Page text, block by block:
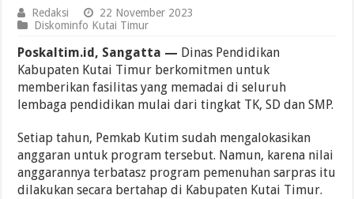
Redaksi
22 November 2023
Diskominfo Kutai Timur
Poskaltim.id, Sangatta — Dinas Pendidikan
Kabupaten Kutai Timur berkomitmen untuk
memberikan fasilitas yang memadai di seluruh
lembaga pendidikan mulai dari tingkat TK, SD dan SMP.
Setiap tahun, Pemkab Kutim sudah mengalokasikan
anggaran untuk program tersebut. Namun, karena nilai
anggarannya terbatasz program pemenuhan sarpras itu
dilakukan secara bertahap di Kabupaten Kutai Timur.